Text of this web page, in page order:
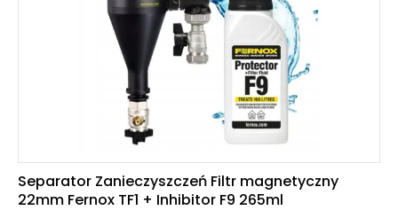
Separator Zanieczyszczeń Filtr magnetyczny
22mm Fernox TF1 + Inhibitor F9 265ml